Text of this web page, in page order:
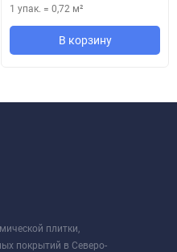
1 упак. = 0,72 м²
В корзину
плитки,
покрытий в Северо-